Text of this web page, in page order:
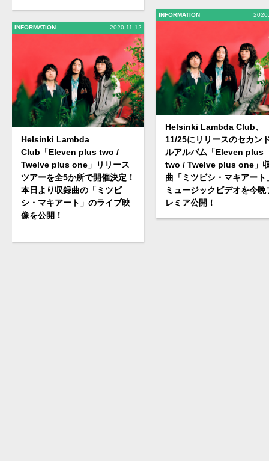
INFORMATION 2020.11.12
Helsinki Lambda
Club「Eleven plus two /
Twelve plus one」リリース
ツアーを全5か所で開催決定！
本日より収録曲の「ミツビ
シ・マキアート」のライブ映
像を公開！
INFORMATION
Helsinki Lambda Club、
11/25にリリースのセカン
ルアルバム「Eleven plus
two / Twelve plus one」
曲「ミツビシ・マキアート
ミュージックビデオを今晩
レミア公開！